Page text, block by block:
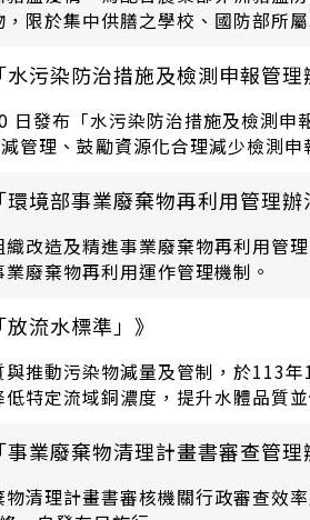
限於集中供膳之學校、國防部所
方式四、運作管理（四）2.至6.規
水污染防治措施及檢測申報管理
日發布「水污染防治措施及檢測申
管理、鼓勵資源化合理減少檢測
環境部事業廢棄物再利用管理辦
改造及精進事業廢棄物再利用管
廢棄物再利用運作管理機制。
流水標準」》
推動污染物減量及管制，於113
特定流域銅濃度，提升水體品質
事業廢棄物清理計畫書審查管理
清理計畫書審核機關行政審查效